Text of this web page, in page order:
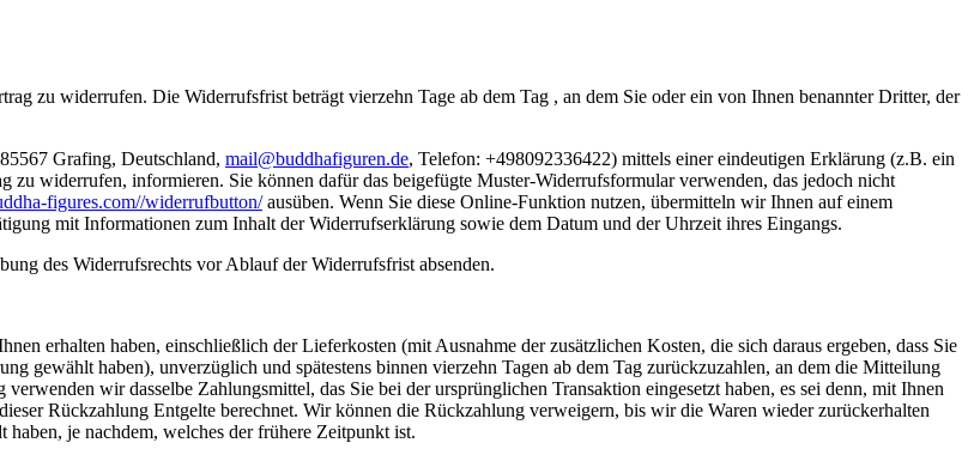
zu widerrufen. Die Widerrufsfrist beträgt vierzehn Tage ab dem Tag , an dem Sie oder ein von Ihnen benannter Dritter, der
Grafing, Deutschland, mail@buddhafiguren.de, Telefon: +498092336422) mittels einer eindeutigen Erklärung (z.B. ein
zu widerrufen, informieren. Sie können dafür das beigefügte Muster-Widerrufsformular verwenden, das jedoch nicht
figures.com//widerrufbutton/ausüben. Wenn Sie diese Online-Funktion nutzen, übermitteln wir Ihnen auf einem
mit Informationen zum Inhalt der Widerrufserklärung sowie dem Datum und der Uhrzeit ihres Eingangs.
des Widerrufsrechts vor Ablauf der Widerrufsfrist absenden.
erhalten haben, einschließlich der Lieferkosten (mit Ausnahme der zusätzlichen Kosten, die sich daraus ergeben, dass Sie
gewählt haben), unverzüglich und spätestens binnen vierzehn Tagen ab dem Tag zurückzuzahlen, an dem die Mitteilung
wir dasselbe Zahlungsmittel, das Sie bei der ursprünglichen Transaktion eingesetzt haben, es sei denn, mit Ihnen
Rückzahlung Entgelte berechnet. Wir können die Rückzahlung verweigern, bis wir die Waren wieder zurückerhalten
haben, je nachdem, welches der frühere Zeitpunkt ist.